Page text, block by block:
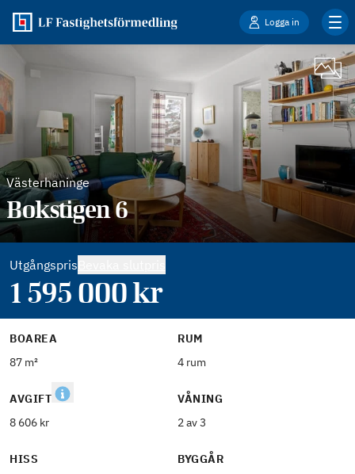
Logga in
Västerhaninge
Bokstigen 6
Utgångspris
1 595 000kr
BOAREA
87 m²
RUM
4 rum
AVGIFT
8 606 kr
VÅNING
2 av 3
HISS
BYGGÅR